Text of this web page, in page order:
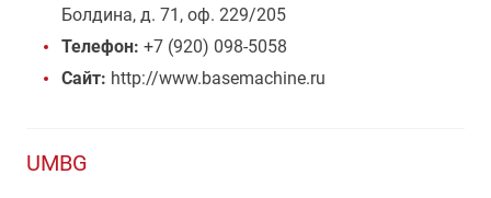
Болдина, д. 71, оф. 229/205
Телефон: +7 (920) 098-5058
Сайт: http://www.basemachine.ru
UMBG